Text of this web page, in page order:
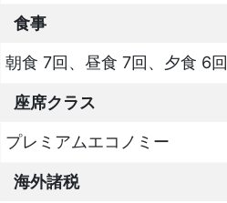
食事
朝食 7回、昼食 7回、夕食 6回
座席クラス
プレミアムエコノミー
海外諸税